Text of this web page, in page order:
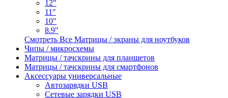
12"
11"
10"
8.9"
Смотреть Все Матрицы / экраны для ноутбуков
Чипы / микросхемы
Матрицы / тачскрины для планшетов
Матрицы / тачскрины для смартфонов
Аксессуары универсальные
Автозарядки USB
Сетевые зарядки USB